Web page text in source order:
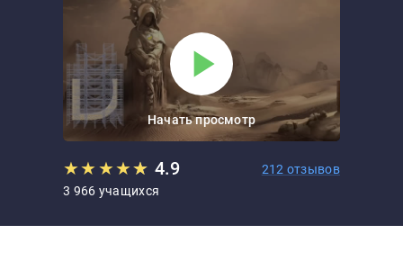
Начать просмотр
★★★★★
★ 4.9
212 отзывов
3 966 учащихся